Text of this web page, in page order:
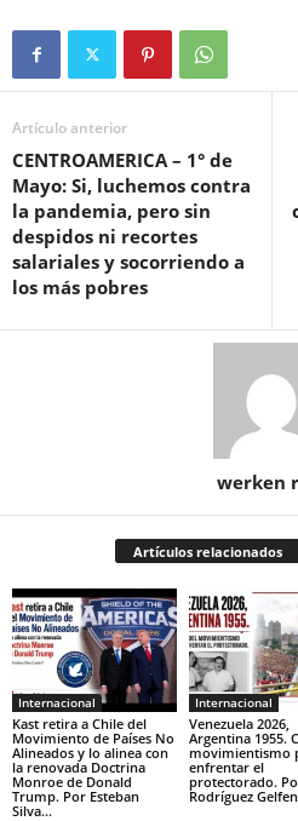
Artículo anterior
CENTROAMERICA – 1° de
Mayo: Si, luchemos contra
la pandemia, pero sin
despidos ni recortes
salariales y socorriendo a
los más pobres
werken
Artículos relacionados
Internacional
Kast retira a Chile del
Movimiento de Países No
Alineados y lo alinea con
la renovada Doctrina
Monroe de Donald
Trump. Por Esteban
Silva...
Internacional
Venezuela 2026,
Argentina 1955.
movimientismo
enfrentar el
protectorado.
Rodríguez